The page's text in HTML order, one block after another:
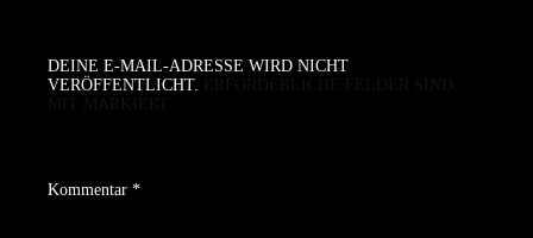
DEINE E-MAIL-ADRESSE WIRD NICHT
VERÖFFENTLICHT.
Kommentar *